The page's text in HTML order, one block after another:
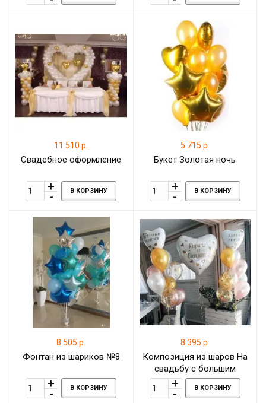
11 510 р.
Свадебное оформление
В КОРЗИНУ
5 715 р.
Букет Золотая ночь
В КОРЗИНУ
8 505 р.
Фонтан из шариков №8
В КОРЗИНУ
8 395 р.
Композиция из шаров На
свадьбу с большим
шаром-сердцем с
индивидуальными
В КОРЗИНУ